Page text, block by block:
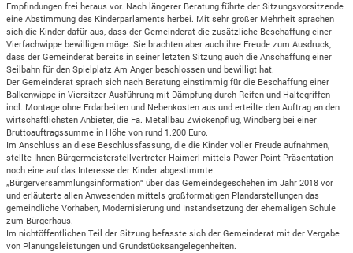
Empfindungen frei heraus vor. Nach längerer Beratung führte der Sitzungsvorsitzende
eine Abstimmung des Kinderparlaments herbei. Mit sehr großer Mehrheit sprachen
sich die Kinder dafür aus, dass der Gemeinderat die zusätzliche Beschaffung einer
Vierfachwippe bewilligen möge. Sie brachten aber auch ihre Freude zum Ausdruck,
dass der Gemeinderat bereits in seiner letzten Sitzung auch die Anschaffung einer
Seilbahn für den Spielplatz Am Anger beschlossen und bewilligt hat.
Der Gemeinderat sprach sich nach Beratung einstimmig für die Beschaffung einer
Balkenwippe in Viersitzer-Ausführung mit Dämpfung durch Reifen und Haltegriffen
incl. Montage ohne Erdarbeiten und Nebenkosten aus und erteilte den Auftrag an den
wirtschaftlichsten Anbieter, die Fa. Metallbau Zwickenpflug, Windberg bei einer
Bruttoauftragssumme in Höhe von rund 1.200 Euro.
Im Anschluss an diese Beschlussfassung, die die Kinder voller Freude aufnahmen,
stellte Ihnen Bürgermeisterstellvertreter Haimerl mittels Power-Point-Präsentation
noch eine auf das Interesse der Kinder abgestimmte
„Bürgerversammlungsinformation“ über das Gemeindegeschehen im Jahr 2018 vor
und erläuterte allen Anwesenden mittels großformatigen Plandarstellungen das
gemeindliche Vorhaben, Modernisierung und Instandsetzung der ehemaligen Schule
zum Bürgerhaus.
Im nichtöffentlichen Teil der Sitzung befasste sich der Gemeinderat mit der Vergabe
von Planungsleistungen und Grundstücksangelegenheiten.